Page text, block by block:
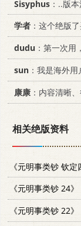
Sisyphus ：..版本
学者 ：这个绝版
dudu ：第一次用
sun ：我是海外
康康 ：内容清晰
相关绝版资料
《元明事类钞 钦定
《元明事类钞 24》
《元明事类钞 22》